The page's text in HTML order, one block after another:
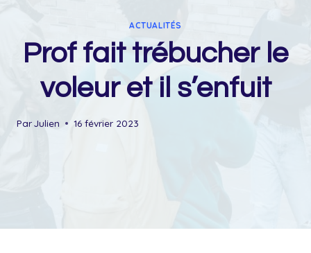
ACTUALITÉS
Prof fait trébucher le
voleur et il s’enfuit
ParJulien 16 février 2023